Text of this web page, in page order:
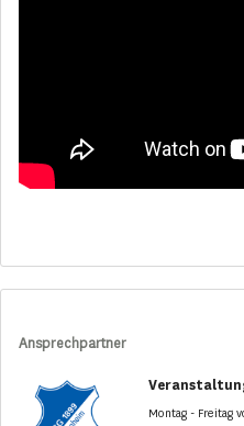
Ansprechpartner
Montag - Freitag